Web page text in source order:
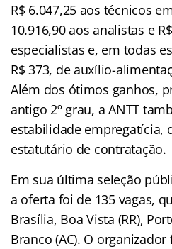
R$ 6.047,25 aos técnicos
10.916,90 aos analistas e
especialistas e, em todas
R$ 373, de auxílio-
Além dos ótimos ganhos,
antigo 2º grau, a ANTT
estabilidade empregatícia,
estatutário de contratação.
Em sua última seleção
a oferta foi de 135 vagas,
Brasília, Boa Vista (RR),
Branco (AC). O